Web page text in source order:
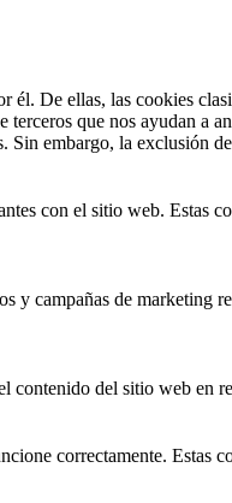
De ellas, las cookies
que nos ayudan a
embargo, la exclusión
con el sitio web. Estas
campañas de marketing
del sitio web en
correctamente.